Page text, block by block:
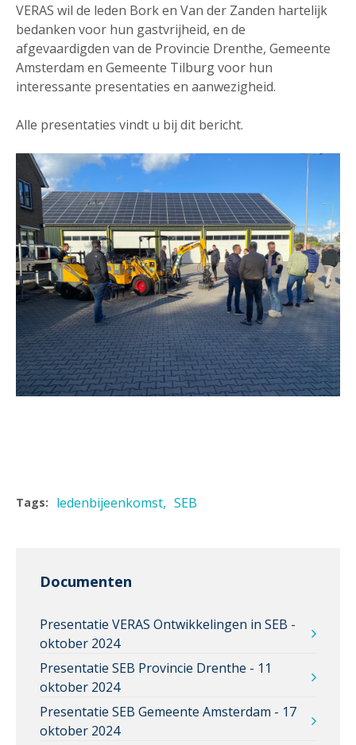
VERAS wil de leden Bork en Van der Zanden hartelijk
bedanken voor hun gastvrijheid, en de
afgevaardigden van de Provincie Drenthe, Gemeente
Amsterdam en Gemeente Tilburg voor hun
interessante presentaties en aanwezigheid.
Alle presentaties vindt u bij dit bericht.
Tags: ledenbijeenkomst SEB
Documenten
Presentatie VERAS Ontwikkelingen in SEB -
oktober 2024
Presentatie SEB Provincie Drenthe - 11
oktober 2024
Presentatie SEB Gemeente Amsterdam - 17
oktober 2024